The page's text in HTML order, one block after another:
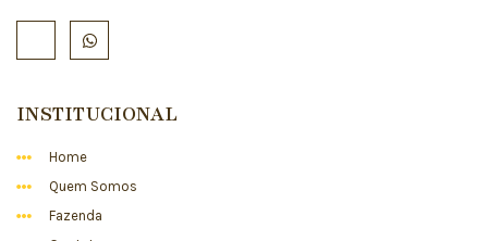
INSTITUCIONAL
Home
Quem Somos
Fazenda